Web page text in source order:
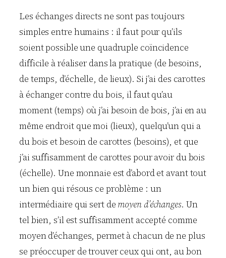
Les échanges directs ne sont pas toujours
simples entre humains : il faut pour qu’ils
soient possible une quadruple coïncidence
difficile à réaliser dans la pratique (de besoins,
de temps, d’échelle, de lieux). Si j’ai des carottes
à échanger contre du bois, il faut qu’au
moment (temps) où j’ai besoin de bois, j’ai en au
même endroit que moi (lieux), quelqu’un qui a
du bois et besoin de carottes (besoins), et que
j’ai suffisamment de carottes pour avoir du bois
(échelle). Une monnaie est d’abord et avant tout
un bien qui résous ce problème : un
intermédiaire qui sert de moyen d’échanges. Un
tel bien, s’il est suffisamment accepté comme
moyen d’échanges, permet à chacun de ne plus
se préoccuper de trouver ceux qui ont, au bon